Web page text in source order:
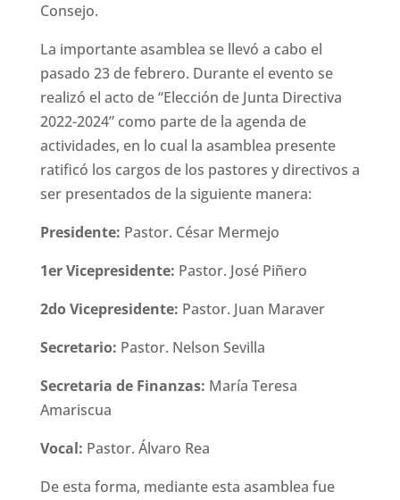
Consejo.
La importante asamblea se llevó a cabo el
pasado 23 de febrero. Durante el evento se
realizó el acto de “Elección de Junta Directiva
2022-2024” como parte de la agenda de
actividades, en lo cual la asamblea presente
ratificó los cargos de los pastores y directivos a
ser presentados de la siguiente manera:
Presidente: Pastor. César Mermejo
1er Vicepresidente: Pastor. José Piñero
2do Vicepresidente: Pastor. Juan Maraver
Secretario: Pastor. Nelson Sevilla
Secretaria de Finanzas: María Teresa
Amariscua
Vocal: Pastor. Álvaro Rea
De esta forma, mediante esta asamblea fue